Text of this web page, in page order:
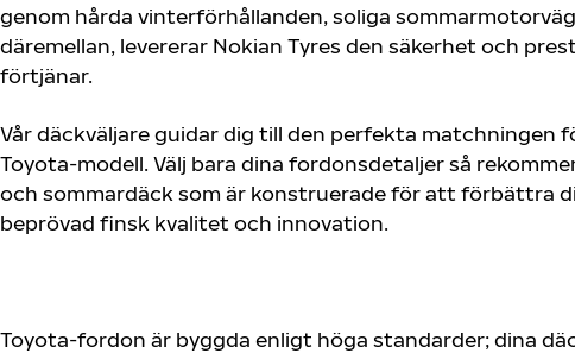
genom hårda vinterförhållanden, soliga
däremellan, levererar Nokian Tyres den säkerhet och
förtjänar.
Vår däckväljare guidar dig till den perfekta matchningen
Toyota-modell. Välj bara dina fordonsdetaljer så
och sommardäck som är konstruerade för att förbättra
beprövad finsk kvalitet och innovation.
Toyota-fordon är byggda enligt höga standarder; dina